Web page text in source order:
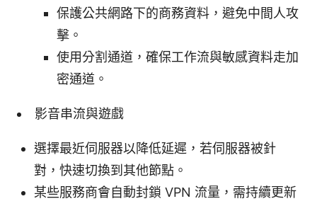
保護公共網路下的商務資料，避免中間人攻
擊。
使用分割通道，確保工作流與敏感資料走加
密通道。
影音串流與遊戲
選擇最近伺服器以降低延遲，若伺服器被針
對，快速切換到其他節點。
某些服務商會自動封鎖 VPN 流量，需持續更新